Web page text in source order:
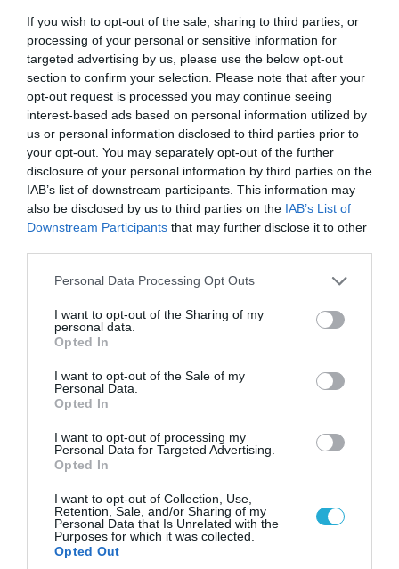
If you wish to opt-out of the sale, sharing to third parties, or
processing of your personal or sensitive information for
targeted advertising by us, please use the below opt-out
section to confirm your selection. Please note that after your
opt-out request is processed you may continue seeing
interest-based ads based on personal information utilized by
us or personal information disclosed to third parties prior to
your opt-out. You may separately opt-out of the further
disclosure of your personal information by third parties on the
IAB’s list of downstream participants. This information may
also be disclosed by us to third parties on the IAB’s List of
Downstream Participants that may further disclose it to other
Please note that this website/app uses one or more Google
not limited to your visit or usage behaviour. You may click to
grant or deny consent to Google and its third-party tags to
use your data for below specified purposes in below Google
consent section.
Personal Data Processing Opt Outs
I want to opt-out of the Sharing of my
personal data.
Opted In
I want to opt-out of the Sale of my
Personal Data.
Opted In
I want to opt-out of processing my
Personal Data for Targeted Advertising.
Opted In
I want to opt-out of Collection, Use,
Retention, Sale, and/or Sharing of my
Personal Data that Is Unrelated with the
Purposes for which it was collected.
Opted Out
07.08.2026 | 01:02
Ελέγχεται αμοντάριστο βίντεο της σύγκρουσης
των ελικοπτέρων στην Ψάθα – Σενάριο για
τρίτο ελικόπτερο
06.08.2026 | 21:02
Τελεσίγραφο του Ιράν στις χώρες του Κόλπου:
χτυπήσουμε σκληρά»